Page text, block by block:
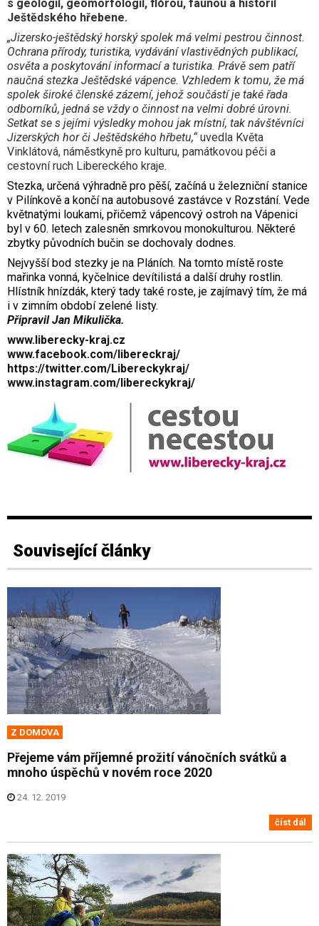
s geologií, geomorfologií, flórou, faunou a historií
Ještědského hřebene.
„Jizersko-ještědský horský spolek má velmi pestrou činnost.
Ochrana přírody, turistika, vydávání vlastivědných publikací,
osvěta a poskytování informací a turistika. Právě sem patří
naučná stezka Ještědské vápence. Vzhledem k tomu, že má
spolek široké členské zázemí, jehož součástí je také řada
odborníků, jedná se vždy o činnost na velmi dobré úrovni.
Setkat se s jejími výsledky mohou jak místní, tak návštěvníci
Jizerských hor či Ještědského hřbetu,“ uvedla Květa
Vinklátová, náměstkyně pro kulturu, památkovou péči a
cestovní ruch Libereckého kraje.
Stezka, určená výhradně pro pěší, začíná u železniční stanice
v Pilínkově a končí na autobusové zastávce v Rozstání. Vede
květnatými loukami, přičemž vápencový ostroh na Vápenici
byl v 60. letech zalesněn smrkovou monokulturou. Některé
zbytky původních bučin se dochovaly dodnes.
Nejvyšší bod stezky je na Pláních. Na tomto místě roste
mařinka vonná, kyčelnice devítilistá a další druhy rostlin.
Hlístník hnízdák, který tady také roste, je zajímavý tím, že má
i v zimním období zelené listy.
Připravil Jan Mikulička.
www.liberecky-kraj.cz
www.facebook.com/libereckraj/
https://twitter.com/Libereckykraj/
www.instagram.com/libereckykraj/
Související články
Z DOMOVA
Přejeme vám příjemné prožití vánočních svátků a
mnoho úspěchů v novém roce 2020
24. 12. 2019
číst dál